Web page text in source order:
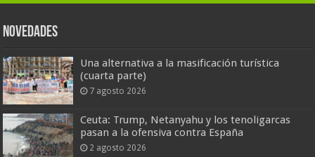
Novedades
Una alternativa a la masificación turística
(cuarta parte)
7 agosto 2026
Ceuta: Trump, Netanyahu y los tenoligarcas
pasan a la ofensiva contra España
2 agosto 2026